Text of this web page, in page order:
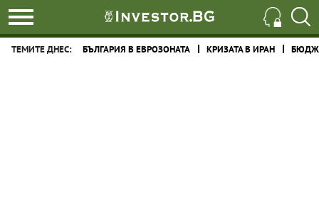
ТЕМИТЕ ДНЕС: БЪЛГАРИЯ В ЕВРОЗОНАТА КРИЗАТА В ИРАН